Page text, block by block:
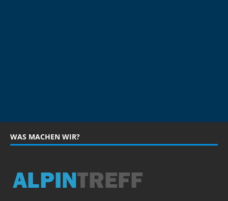
WAS MACHEN WIR?